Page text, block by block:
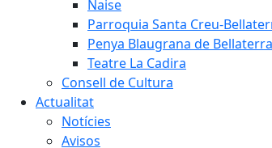
Naise
Parroquia Santa Creu-
Penya Blaugrana de Bellaterra
Teatre La Cadira
Consell de Cultura
Actualitat
Notícies
Avisos